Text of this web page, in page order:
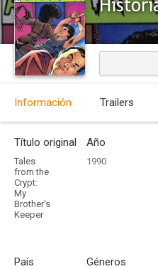
Información Trailers
Título original
Tales
from the
Crypt:
My
Brother's
Keeper
Año
1990
País Géneros